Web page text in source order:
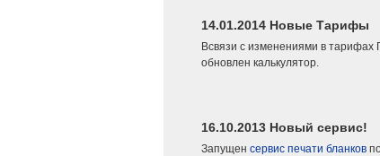
14.01.2014 Новые Тарифы
Всвязи с изменениями в тарифах
обновлен калькулятор.
16.10.2013 Новый сервис!
Запущен сервис печати бланков